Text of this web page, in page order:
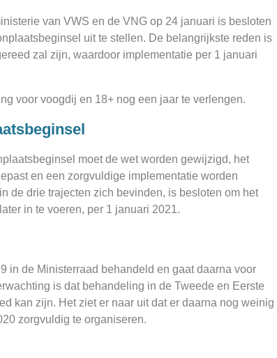
van VWS en de VNG op 24 januari is besloten
uit te stellen. De belangrijkste reden is
zal zijn, waardoor implementatie per 1 januari
voor voogdij en 18+ nog een jaar te verlengen.
moet de wet worden gewijzigd, het
en een zorgvuldige implementatie worden
de drie trajecten zich bevinden, is besloten om het
in te voeren, per 1 januari 2021.
in de Ministerraad behandeld en gaat daarna voor
is dat behandeling in de Tweede en Eerste
kan zijn. Het ziet er naar uit dat er daarna nog weinig
zorgvuldig te organiseren.